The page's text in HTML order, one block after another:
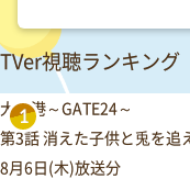
TVer視聴ランキング
1
大空港～GATE24～
第3話 消えた子供と兎を追
8月6日(木)放送分